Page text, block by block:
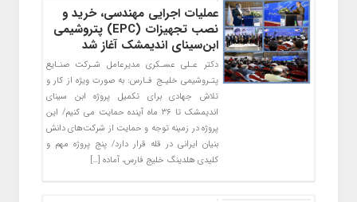
عملیات اجرایی مهندسی، خرید و
نصب تجهیزات (EPC) پتروشیمی
ابن‌سینای اندیمشک آغاز شد
دکتر عـلی عسـکری مدیرعامل شـرکت صنـایع
پتـروشیمی خلیـج فـارس: به صورت ویژه از کار و
تلاش جهادی برای تکمیل پروژه ابن سینای
اندیمشک تا ۳۶ ماه آینده حمایت می کنیم/ این
پروژه در زمینه توجه و حمایت از شرکت‌های دانش
بنیان ایرانی در قله قرار دارد/ پنج پروژه مهم و
کلیدی هلدینگ خلیج فارس، آماده […]